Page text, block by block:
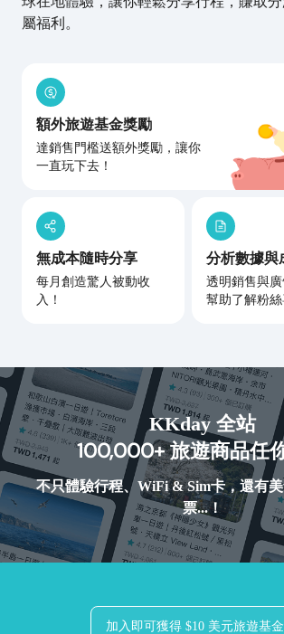
屬福利。
額外旅遊基金獎勵
達銷售門檻送額外獎勵，讓你
一直玩下去！
無成本隨時分享
每月創造驚人被動收
入！
分析數據與
透明銷售與廣
幫助了解粉絲
KKday 全站
100,000+旅遊商品任
不只體驗行程、WiFi & Sim卡，還有
票...！
加入即可獲得 $10 美元旅遊基